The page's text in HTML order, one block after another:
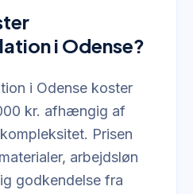
i Odense?
i Odense koster
kr. afhængig af
Prisen
arbejdsløn
godkendelse fra